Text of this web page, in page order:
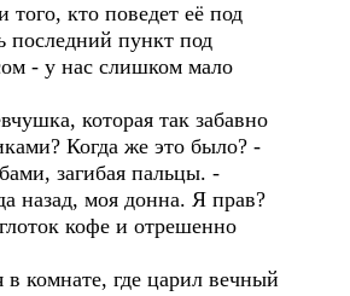
того, кто поведет её под
последний пункт под
- у нас слишком мало
которая так забавно
Когда же это было? -
загибая пальцы. -
назад, моя донна. Я прав?
кофе и отрешенно
в комнате, где царил вечный